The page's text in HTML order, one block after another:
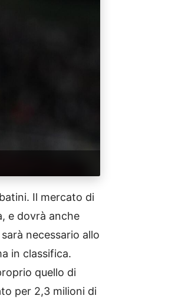
Il mercato di
e dovrà anche
necessario allo
in classifica.
quello di
per 2,3 milioni di